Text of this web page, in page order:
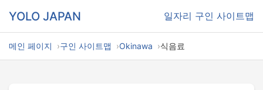
YOLO JAPAN 일자리 구인 사이트맵
메인 페이지 구인 사이트맵 Okinawa 식음료